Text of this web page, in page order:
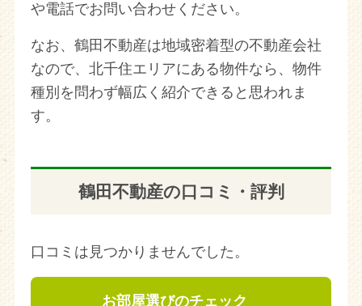
や電話でお問い合わせください。
なお、鶴田不動産は地域密着型の不動産会社
なので、北千住エリアにある物件なら、物件
種別を問わず幅広く紹介できると思われま
す。
鶴田不動産の口コミ・評判
口コミは見つかりませんでした。
お部屋選びのチェック